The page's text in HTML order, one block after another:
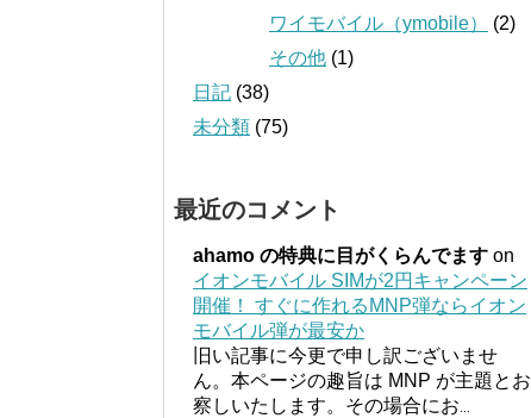
ワイモバイル（ymobile）
(2)
その他 (1)
日記 (38)
未分類 (75)
最近のコメント
ahamo の特典に目がくらんでます on
イオンモバイル SIMが2円キャンペーン
開催！ すぐに作れるMNP弾ならイオン
モバイル弾が最安か
旧い記事に今更で申し訳ございませ
ん。本ページの趣旨は MNP が主題とお
察しいたします。その場合にお